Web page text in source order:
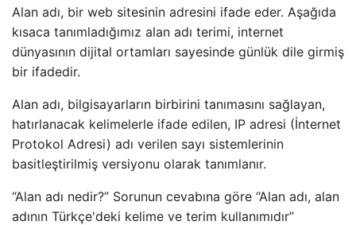
Alan adı, bir web sitesinin adresini ifade eder. Aşağıda
kısaca tanımladığımız alan adı terimi, internet
dünyasının dijital ortamları sayesinde günlük dile girmiş
bir ifadedir.
Alan adı, bilgisayarların birbirini tanımasını sağlayan,
hatırlanacak kelimelerle ifade edilen, IP adresi (İnternet
Protokol Adresi) adı verilen sayı sistemlerinin
basitleştirilmiş versiyonu olarak tanımlanır.
“Alan adı nedir?” Sorunun cevabına göre “Alan adı, alan
adının Türkçe'deki kelime ve terim kullanımıdır”